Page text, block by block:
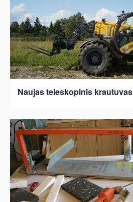
Naujas teleskopinis krautuvas